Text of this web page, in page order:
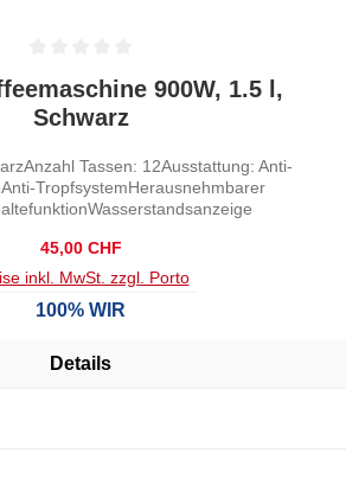
von 0 von 5 Sternen
900W, 1.5 l,
Schwarz
Tassen: 12Ausstattung: Anti-
TropfsystemHerausnehmbarer
Regulärer Preis:
45,00 CHF
inkl. MwSt. zzgl. Porto
100% WIR
Details